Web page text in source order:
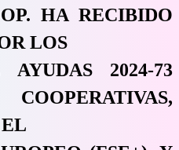
HA RECIBIDO
LOS
2024-73